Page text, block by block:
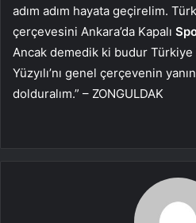
adım adım hayata geçirelim.
çerçevesini Ankara’da Kapalı
Ancak demedik ki budur Türkiye
Yüzyılı’nı genel çerçevenin
dolduralım.” – ZONGULDAK